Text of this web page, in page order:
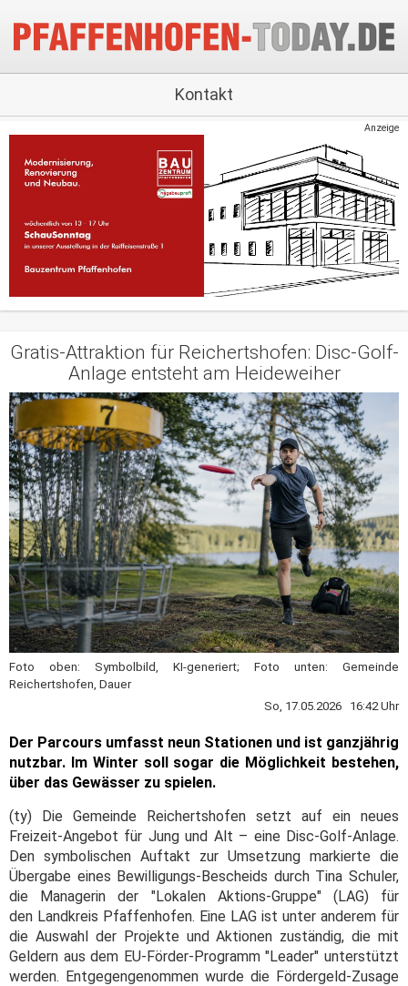
Kontakt
Anzeige
Gratis-Attraktion für Reichertshofen: Disc-Golf-
Anlage entsteht am Heideweiher
Foto oben: Symbolbild, KI-generiert; Foto unten: Gemeinde
Reichertshofen, Dauer
So, 17.05.2026 16:42 Uhr
Der Parcours umfasst neun Stationen und ist ganzjährig
nutzbar. Im Winter soll sogar die Möglichkeit bestehen,
über das Gewässer zu spielen.
(ty) Die Gemeinde Reichertshofen setzt auf ein neues
Freizeit-Angebot für Jung und Alt – eine Disc-Golf-Anlage.
Den symbolischen Auftakt zur Umsetzung markierte die
Übergabe eines Bewilligungs-Bescheids durch Tina Schuler,
die Managerin der "Lokalen Aktions-Gruppe" (LAG) für
den Landkreis Pfaffenhofen. Eine LAG ist unter anderem für
die Auswahl der Projekte und Aktionen zuständig, die mit
Geldern aus dem EU-Förder-Programm "Leader" unterstützt
werden. Entgegengenommen wurde die Fördergeld-Zusage